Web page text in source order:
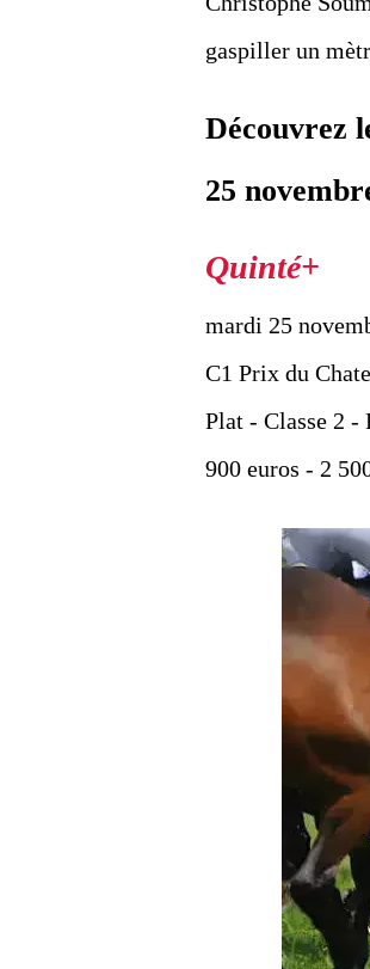
gaspiller un
Découvrez
25
mardi 25
C1 Prix du
Plat - Classe 2 -
900 euros - 2